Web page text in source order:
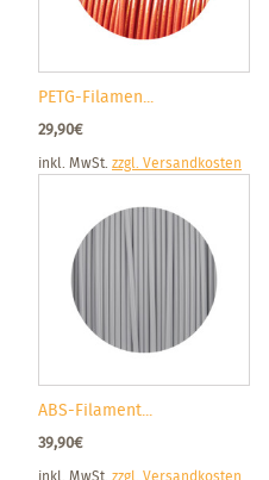
PETG-Filamen...
29,90€
inkl. MwSt. zzgl. Versandkosten
ABS-Filament...
39,90€